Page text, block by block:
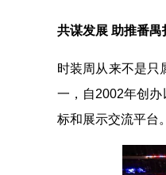
共谋发展 助推番禺
时装周从来不是只
一，自2002年创
标和展示交流平台。